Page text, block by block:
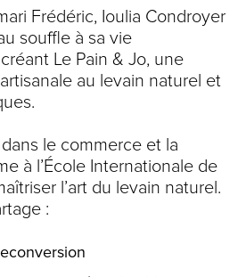
Frédéric, Ioulia Condroyer
souffle à sa vie
Le Pain & Jo, une
au levain naturel et
le commerce et la
à l’École Internationale de
l’art du levain naturel.
: